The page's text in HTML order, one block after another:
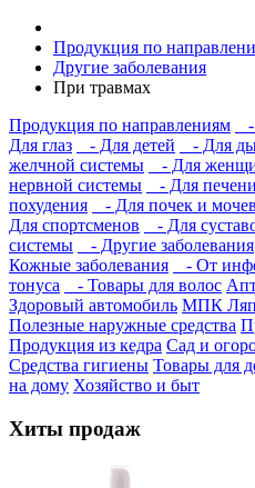
Продукция по
Другие заболевания
При травмах
Продукция по направлениям
-
Для глаз
- Для детей - Для
желчной системы
- Для
нервной системы
- Для печени
похудения
- Для почек и
Для спортсменов
- Для
системы
- Другие заболевания
Кожные заболевания
- От
тонуса
- Товары для волос
Здоровый автомобиль МПК
Полезные наружные средства
Продукция из кедра Сад и
Средства гигиены Товары для
на дому Хозяйство и быт
Хиты продаж